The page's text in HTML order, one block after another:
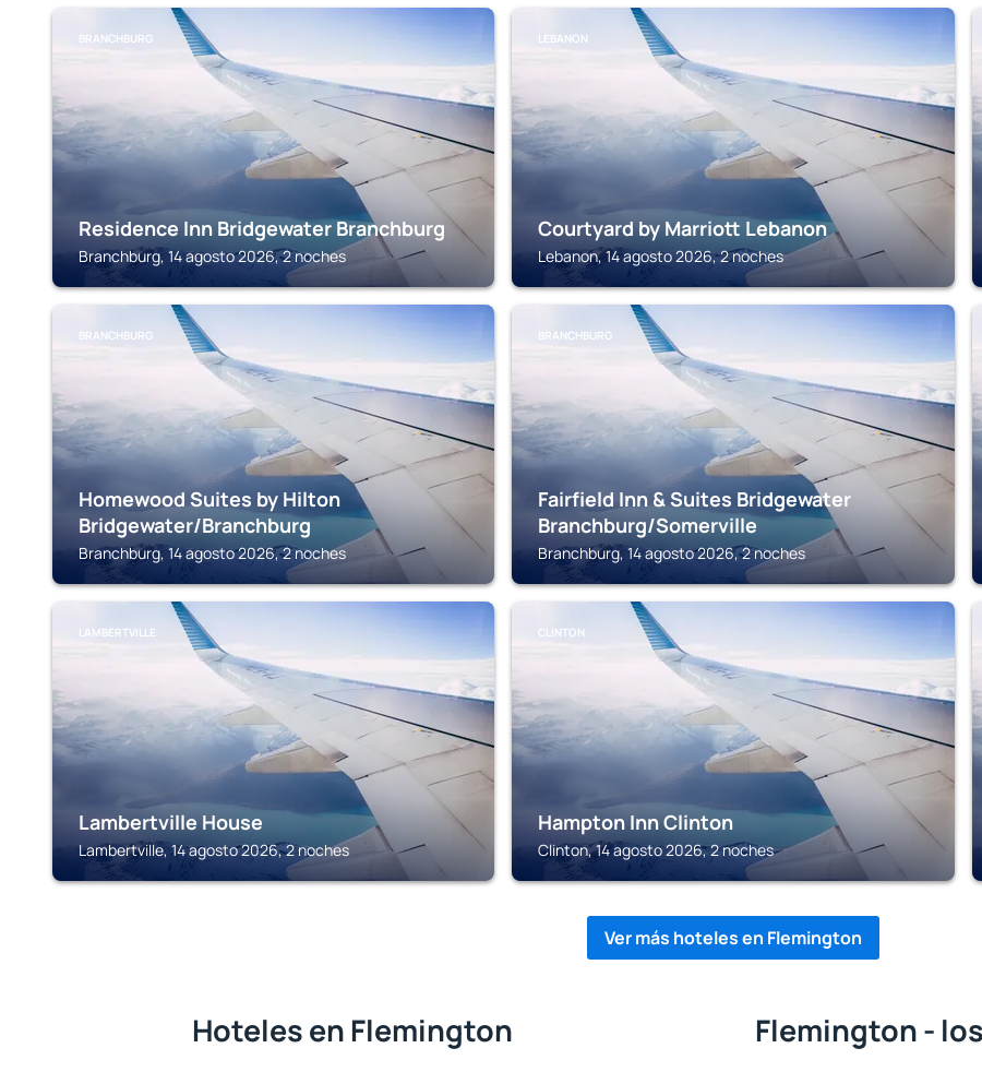
BRANCHBURG
Residence Inn Bridgewater Branchburg
Branchburg, 14 agosto 2026, 2 noches
LEBANON
Courtyard by Marriott Lebanon
Lebanon, 14 agosto 2026, 2 noches
BRANCHBURG
Homewood Suites by Hilton
Bridgewater/Branchburg
Branchburg, 14 agosto 2026, 2 noches
BRANCHBURG
Fairfield Inn & Suites Bridgewater
Branchburg/Somerville
Branchburg, 14 agosto 2026, 2 noches
LAMBERTVILLE
Lambertville House
Lambertville, 14 agosto 2026, 2 noches
CLINTON
Hampton Inn Clinton
Clinton, 14 agosto 2026, 2 noches
Ver más hoteles en Flemington
Hoteles en Flemington Flemington -